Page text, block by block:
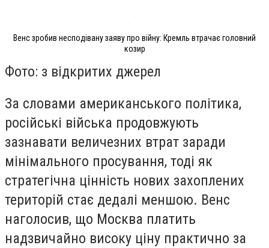
Венс зробив несподівану заяву про війну: Кремль втрачає головний
козир
Фото: з відкритих джерел
За словами американського політика,
російські війська продовжують
зазнавати величезних втрат заради
мінімального просування, тоді як
стратегічна цінність нових захоплених
територій стає дедалі меншою. Венс
наголосив, що Москва платить
надзвичайно високу ціну практично за